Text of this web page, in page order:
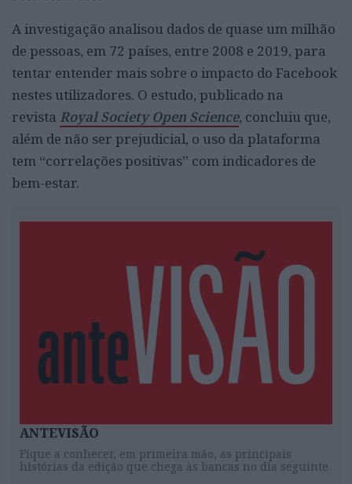
A investigação analisou dados de quase um milhão
de pessoas, em 72 países, entre 2008 e 2019, para
tentar entender mais sobre o impacto do Facebook
nestes utilizadores. O estudo, publicado na
revista Royal Society Open Science, concluiu que,
além de não ser prejudicial, o uso da plataforma
tem “correlações positivas” com indicadores de
bem-estar.
ANTEVISÃO
Fique a conhecer, em primeira mão, as principais
histórias da edição que chega às bancas no dia seguinte